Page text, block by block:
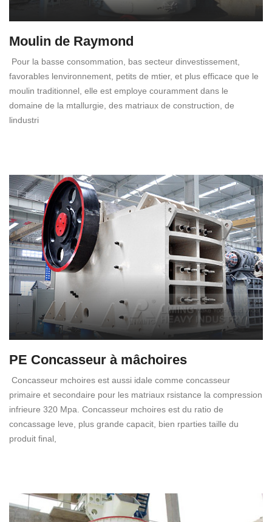
Moulin de Raymond
Pour la basse consommation, bas secteur dinvestissement,
favorables lenvironnement, petits de mtier, et plus efficace que le
moulin traditionnel, elle est employe couramment dans le
domaine de la mtallurgie, des matriaux de construction, de
lindustri
PE Concasseur à mâchoires
Concasseur mchoires est aussi idale comme concasseur
primaire et secondaire pour les matriaux rsistance la compression
infrieure 320 Mpa. Concasseur mchoires est du ratio de
concassage leve, plus grande capacit, bien rparties taille du
produit final,